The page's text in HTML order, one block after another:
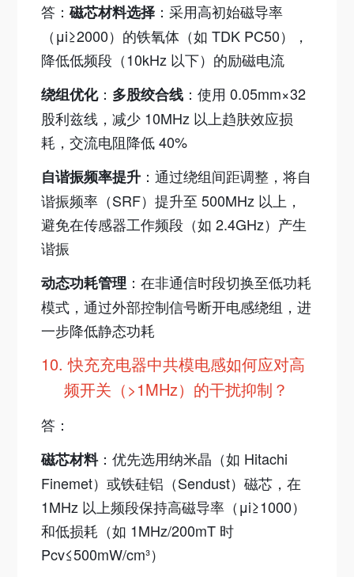
答：磁芯材料选择 ：采用高初始磁导率
（μi≥2000）的铁氧体（如 TDK PC50），
降低低频段（10kHz 以下）的励磁电流
绕组优化： 多股绞合线 ：使用 0.05mm×32
股利兹线，减少 10MHz 以上趋肤效应损
耗，交流电阻降低 40%
自谐振频率提升 ：通过绕组间距调整，将自
谐振频率（SRF）提升至 500MHz 以上，
避免在传感器工作频段（如 2.4GHz）产生
谐振
动态功耗管理 ：在非通信时段切换至低功耗
模式，通过外部控制信号断开电感绕组，进
一步降低静态功耗
10.快充充电器中共模电感如何应对高
频开关（>1MHz）的干扰抑制？
答：
磁芯材料：优先选用纳米晶（如 Hitachi
Finemet）或铁硅铝（Sendust）磁芯，在
1MHz 以上频段保持高磁导率（μi≥1000）
和低损耗（如 1MHz/200mT 时
Pcv≤500mW/cm³）